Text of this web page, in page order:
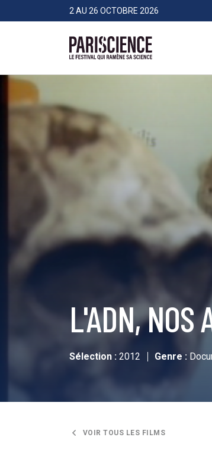
>Aller au contenu2 AU 26 OCTOBRE 2026
L'ADN, NOS
Sélection : 2012 Genre :
VOIR TOUS LES FILMS
Panneau de gestion des cookies